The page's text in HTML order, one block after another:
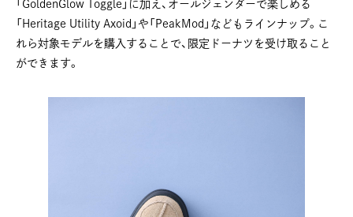
「GoldenGlow Toggle」に加え、オールジェンダーで楽しめる
「Heritage Utility Axoid」や「PeakMod」などもラインナップ。こ
れら対象モデルを購入することで、限定ドーナツを受け取ること
ができます。